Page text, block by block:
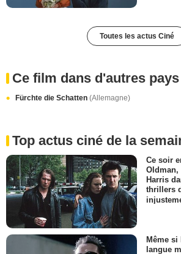
Toutes les actus Ciné
Ce film dans d'autres pays
Fürchte die Schatten (Allemagne)
Top actus ciné de la
Ce soir
Oldman,
Harris
thrillers
Même si
langue